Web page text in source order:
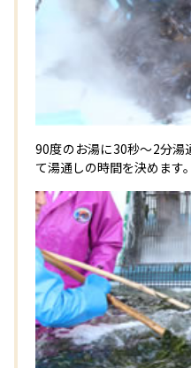
90度のお湯に30秒～2分湯
て湯通しの時間を決めます。